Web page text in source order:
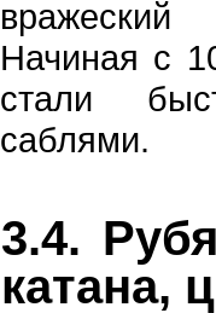
Начиная с
стали
саблями.
3.4.
катана,